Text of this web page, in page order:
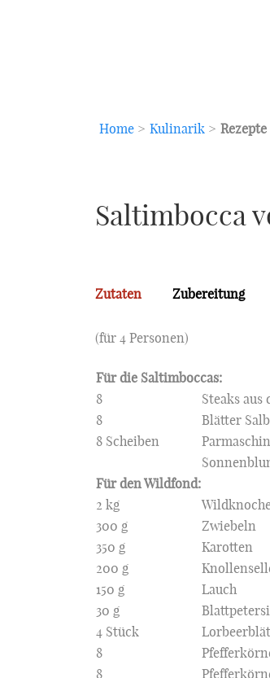
Home > Kulinarik > Rezepte
Saltimbocca
Zutaten Zubereitung
(für 4 Personen)
Für die Saltimboccas:
8
Steaks aus
8
Blätter
8 Scheiben
Für den Wildfond:
2 kg
300 g
Zwiebeln
350 g
Karotten
200 g
150 g
Lauch
30 g
4 Stück
8
8